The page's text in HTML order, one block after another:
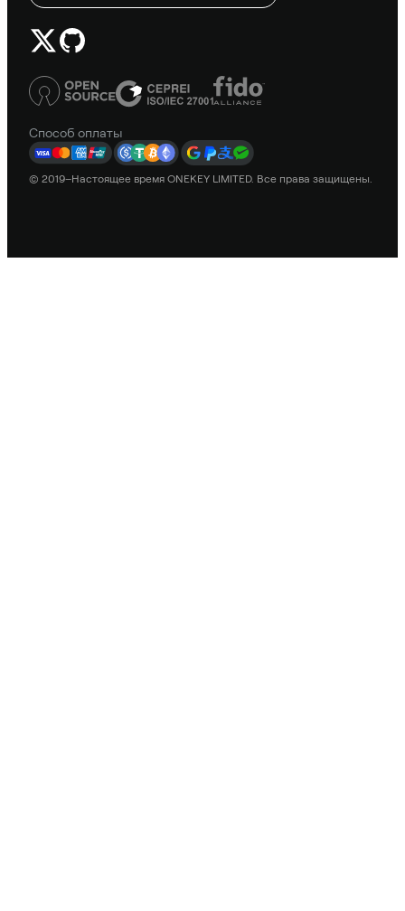
Способ оплаты
© 2019–Настоящее время ONEKEY LIMITED. Все права защищены.